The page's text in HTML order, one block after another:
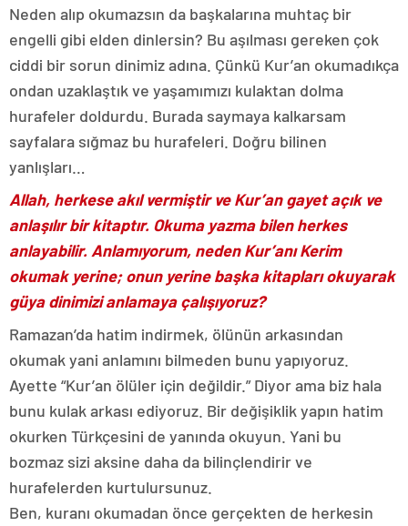
Neden alıp okumazsın da başkalarına muhtaç bir
engelli gibi elden dinlersin? Bu aşılması gereken çok
ciddi bir sorun dinimiz adına. Çünkü Kur’an okumadıkça
ondan uzaklaştık ve yaşamımızı kulaktan dolma
hurafeler doldurdu. Burada saymaya kalkarsam
sayfalara sığmaz bu hurafeleri. Doğru bilinen
yanlışları…
Allah, herkese akıl vermiştir ve Kur’an gayet açık ve
anlaşılır bir kitaptır. Okuma yazma bilen herkes
anlayabilir. Anlamıyorum, neden Kur’anı Kerim
okumak yerine; onun yerine başka kitapları okuyarak
güya dinimizi anlamaya çalışıyoruz?
Ramazan’da hatim indirmek, ölünün arkasından
okumak yani anlamını bilmeden bunu yapıyoruz.
Ayette “Kur’an ölüler için değildir.” Diyor ama biz hala
bunu kulak arkası ediyoruz. Bir değişiklik yapın hatim
okurken Türkçesini de yanında okuyun. Yani bu
bozmaz sizi aksine daha da bilinçlendirir ve
hurafelerden kurtulursunuz.
Ben, kuranı okumadan önce gerçekten de herkesin